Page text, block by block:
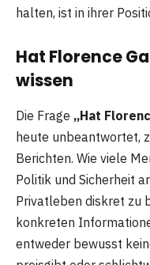
halten, ist in ihrer
Hat Florence
wissen
Die Frage „Hat
heute unbeantwortet,
Berichten. Wie viele
Politik und Sicherheit
Privatleben diskret zu
konkreten
entweder bewusst